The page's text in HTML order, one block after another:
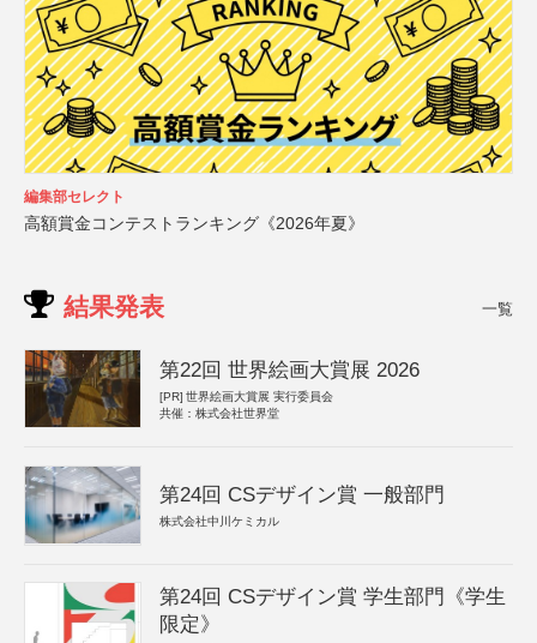
編集部セレクト
高額賞金コンテストランキング《2026年夏》
結果発表 一覧
第22回 世界絵画大賞展 2026
[PR] 世界絵画大賞展 実行委員会
共催：株式会社世界堂
第24回 CSデザイン賞 一般部門
株式会社中川ケミカル
第24回 CSデザイン賞 学生部門《学生
限定》